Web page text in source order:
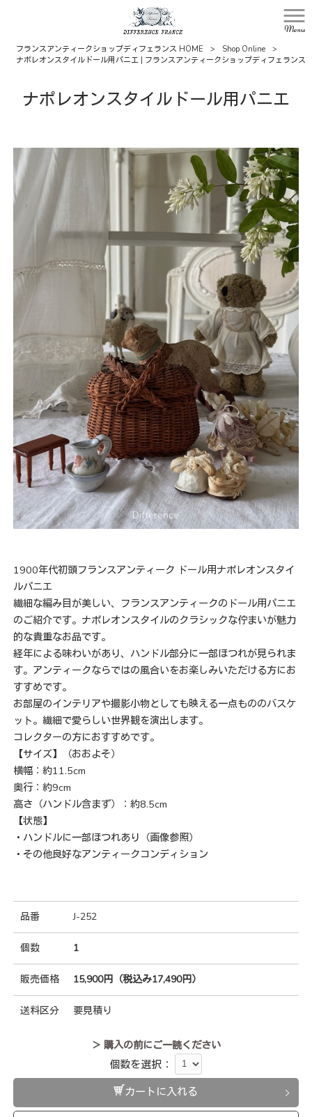
Menu
フランスアンティークショップディフェランス HOME > Shop Online
>
ナポレオンスタイルドール用パニエ | フランスアンティークショップディフェランス
ナポレオンスタイルドール用パニエ
1900年代初頭フランスアンティーク ドール用ナポレオンスタイ
ルパニエ
繊細な編み目が美しい、フランスアンティークのドール用パニエ
のご紹介です。ナポレオンスタイルのクラシックな佇まいが魅力
的な貴重なお品です。
経年による味わいがあり、ハンドル部分に一部ほつれが見られま
す。アンティークならではの風合いをお楽しみいただける方にお
すすめです。
お部屋のインテリアや撮影小物としても映える一点もののバスケ
ット。繊細で愛らしい世界観を演出します。
コレクターの方におすすめです。
【サイズ】（おおよそ）
横幅：約11.5cm
奥行：約9cm
高さ（ハンドル含まず）：約8.5cm
【状態】
・ハンドルに一部ほつれあり（画像参照）
・その他良好なアンティークコンディション
品番 J-252
個数 1
販売価格 15,900円（税込み17,490円）
送料区分 要見積り
＞ 購入の前にご一読ください
個数を選択：
カートに入れる